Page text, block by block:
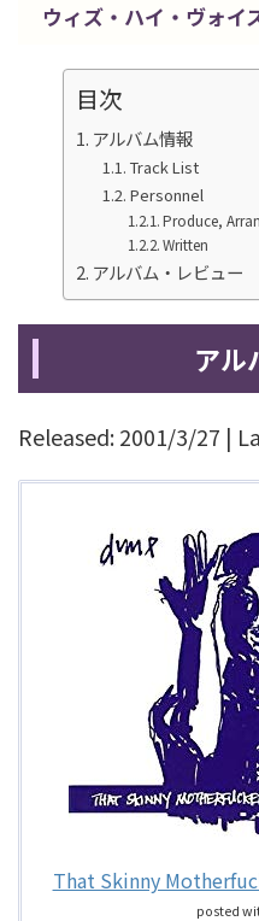
ウィズ・ハイ・ヴォイ
目次
アルバム情報
Track List
Personnel
Produce,
Written
アルバム・レビュー
アル
Released: 2001/3/27 |
That Skinny
posted